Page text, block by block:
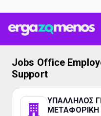
Jobs Office
Support
ΥΠΑΛΛΗΛΟΣ
ΜΕΤΑΦΟΡΙΚΗ